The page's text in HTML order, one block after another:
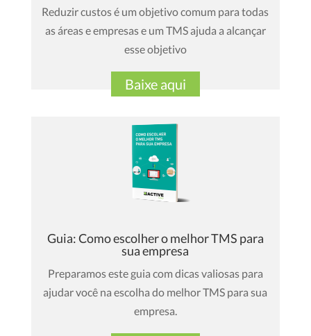
Reduzir custos é um objetivo comum para todas
as áreas e empresas e um TMS ajuda a alcançar
esse objetivo
Baixe aqui
Guia: Como escolher o melhor TMS para
sua empresa
Preparamos este guia com dicas valiosas para
ajudar você na escolha do melhor TMS para sua
empresa.